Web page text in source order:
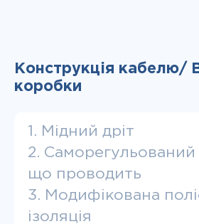
Конструкція кабелю/
коробки
1. Мідний дріт
2. Саморегульований
що проводить
3. Модифікована
ізоляція